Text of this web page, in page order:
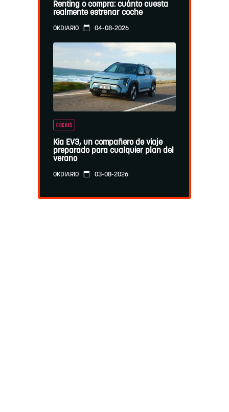
Renting o compra: cuánto cuesta
realmente estrenar coche
OKDIARIO 04-08-2026
COCHES
Kia EV3, un compañero de viaje
preparado para cualquier plan del
verano
OKDIARIO 03-08-2026